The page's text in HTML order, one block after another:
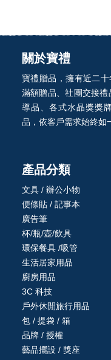
關於寶禮
寶禮贈品，擁有近二
滿額贈品、社團交接
導品、各式水晶獎獎
品，依客戶需求始終如
產品分類
文具 / 辦公小物
便條貼 / 記事本
廣告筆
杯/瓶/壺/飲具
環保餐具 /吸管
生活居家用品
廚房用品
3C 科技
戶外休閒旅行用品
包 / 提袋 / 箱
品牌 / 授權
藝品擺設 / 獎座